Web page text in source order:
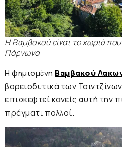
Η Βαμβακού είναι το χωριό
Πάρνωνα
Η φημισμένη Βαμβακού
βορειοδυτικά των Τσιντζίνων
επισκεφτεί κανείς αυτή την
πράγματι πολλοί.